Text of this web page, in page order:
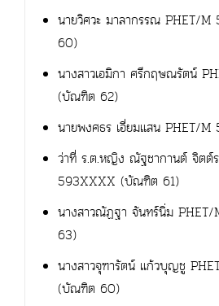
นายวิศวะ มาลากรรณ PHET/
60)
นางสาวเอมิกา ศรีกฤษณรัตน์
(บัณฑิต 62)
นายพงศธร เอี่ยมแสน PHET/
ว่าที่ ร.ต.หญิง ณัฐชากานต์ จิตต์
593XXXX (บัณฑิต 61)
นางสาวณัฏฐา จันทร์นิ่ม
63)
นางสาวจุฑารัตน์ แก้วบุญชู
(บัณฑิต 60)